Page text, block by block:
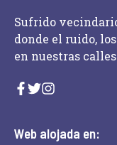
Sufrido
donde el ruido,
en nuestras calles
Web alojada en: